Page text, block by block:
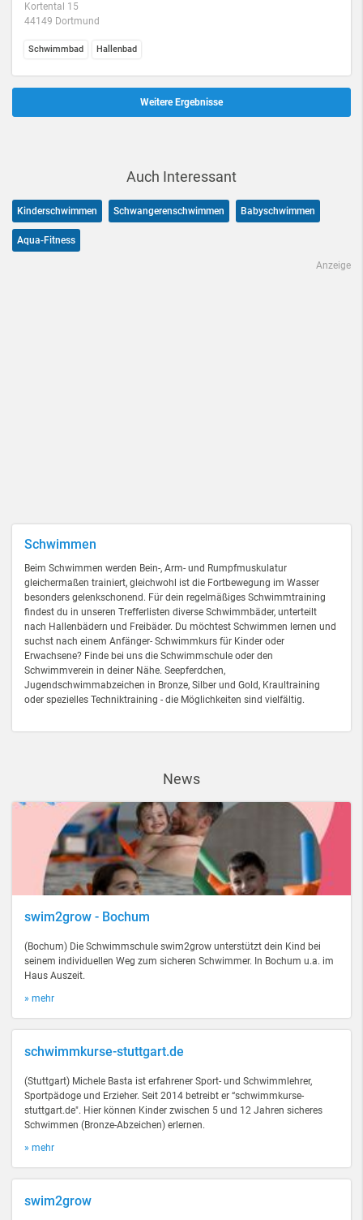
Schwimmen
Beim Schwimmen werden Bein-, Arm- und Rumpfmuskulatur
gleichermaßen trainiert, gleichwohl ist die Fortbewegung im Wasser
besonders gelenkschonend. Für dein regelmäßiges Schwimmtraining
findest du in unseren Trefferlisten diverse Schwimmbäder, unterteilt
nach Hallenbädern und Freibäder. Du möchtest Schwimmen lernen und
suchst nach einem Anfänger- Schwimmkurs für Kinder oder
Erwachsene? Finde bei uns die Schwimmschule oder den
Schwimmverein in deiner Nähe. Seepferdchen,
Jugendschwimmabzeichen in Bronze, Silber und Gold, Kraultraining
oder spezielles Techniktraining - die Möglichkeiten sind vielfältig.
Kortental 15
44149 Dortmund
Schwimmbad Hallenbad
Weitere Ergebnisse
Auch Interessant
Kinderschwimmen Schwangerenschwimmen Babyschwimmen
Aqua-Fitness
Anzeige
News
swim2grow - Bochum
(Bochum) Die Schwimmschule swim2grow unterstützt dein Kind bei
seinem individuellen Weg zum sicheren Schwimmer. In Bochum u.a. im
Haus Auszeit.
» mehr
schwimmkurse-stuttgart.de
(Stuttgart) Michele Basta ist erfahrener Sport- und Schwimmlehrer,
Sportpädoge und Erzieher. Seit 2014 betreibt er “schwimmkurse-
stuttgart.de". Hier können Kinder zwischen 5 und 12 Jahren sicheres
Schwimmen (Bronze-Abzeichen) erlernen.
» mehr
swim2grow